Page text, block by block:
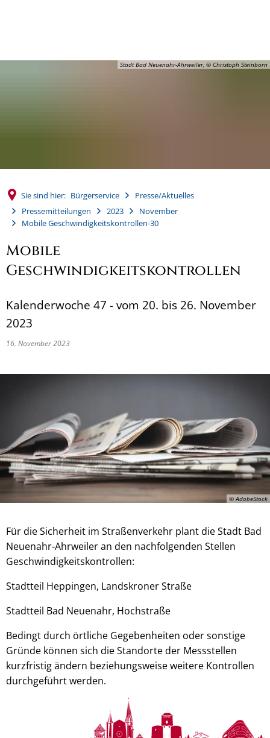
Stadt Bad Neuenahr-Ahrweiler, © Christoph Steinborn
Sie sind hier: Bürgerservice
Presse/Aktuelles
Pressemitteilungen
2023
November
Mobile Geschwindigkeitskontrollen-30
Mobile
Geschwindigkeitskontrollen
Kalenderwoche 47 - vom 20. bis 26. November
2023
16. November 2023
© AdobeStock
Für die Sicherheit im Straßenverkehr plant die Stadt Bad
Neuenahr-Ahrweiler an den nachfolgenden Stellen
Geschwindigkeitskontrollen:
Stadtteil Heppingen, Landskroner Straße
Stadtteil Bad Neuenahr, Hochstraße
Bedingt durch örtliche Gegebenheiten oder sonstige
Gründe können sich die Standorte der Messstellen
kurzfristig ändern beziehungsweise weitere Kontrollen
durchgeführt werden.